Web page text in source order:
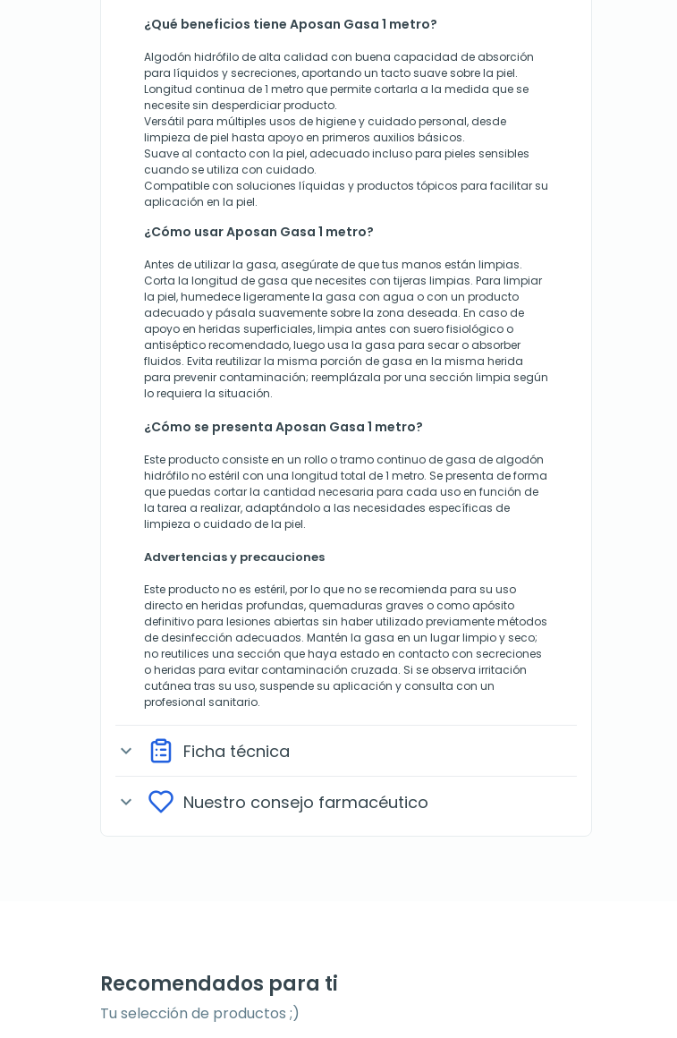
¿Qué beneficios tiene Aposan Gasa 1 metro?
Algodón hidrófilo de alta calidad con buena capacidad de absorción
para líquidos y secreciones, aportando un tacto suave sobre la piel.
Longitud continua de 1 metro que permite cortarla a la medida que se
necesite sin desperdiciar producto.
Versátil para múltiples usos de higiene y cuidado personal, desde
limpieza de piel hasta apoyo en primeros auxilios básicos.
Suave al contacto con la piel, adecuado incluso para pieles sensibles
cuando se utiliza con cuidado.
Compatible con soluciones líquidas y productos tópicos para facilitar su
aplicación en la piel.
¿Cómo usar Aposan Gasa 1 metro?
Antes de utilizar la gasa, asegúrate de que tus manos están limpias.
Corta la longitud de gasa que necesites con tijeras limpias. Para limpiar
la piel, humedece ligeramente la gasa con agua o con un producto
adecuado y pásala suavemente sobre la zona deseada. En caso de
apoyo en heridas superficiales, limpia antes con suero fisiológico o
antiséptico recomendado, luego usa la gasa para secar o absorber
fluidos. Evita reutilizar la misma porción de gasa en la misma herida
para prevenir contaminación; reemplázala por una sección limpia según
lo requiera la situación.
¿Cómo se presenta Aposan Gasa 1 metro?
Este producto consiste en un rollo o tramo continuo de gasa de algodón
hidrófilo no estéril con una longitud total de 1 metro. Se presenta de forma
que puedas cortar la cantidad necesaria para cada uso en función de
la tarea a realizar, adaptándolo a las necesidades específicas de
limpieza o cuidado de la piel.
Advertencias y precauciones
Este producto no es estéril, por lo que no se recomienda para su uso
directo en heridas profundas, quemaduras graves o como apósito
definitivo para lesiones abiertas sin haber utilizado previamente métodos
de desinfección adecuados. Mantén la gasa en un lugar limpio y seco;
no reutilices una sección que haya estado en contacto con secreciones
o heridas para evitar contaminación cruzada. Si se observa irritación
cutánea tras su uso, suspende su aplicación y consulta con un
profesional sanitario.
expand_more Ficha técnica
expand_more Nuestro consejo farmacéutico
Recomendados para ti
Tu selección de productos ;)